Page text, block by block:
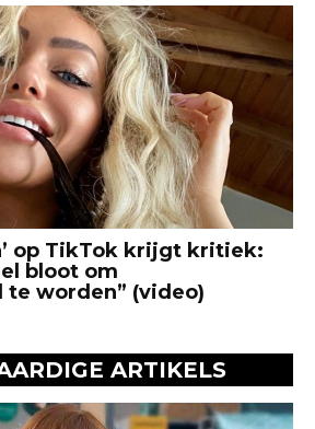
op TikTok krijgt kritiek:
bloot om
worden” (video)
ARTIKELS